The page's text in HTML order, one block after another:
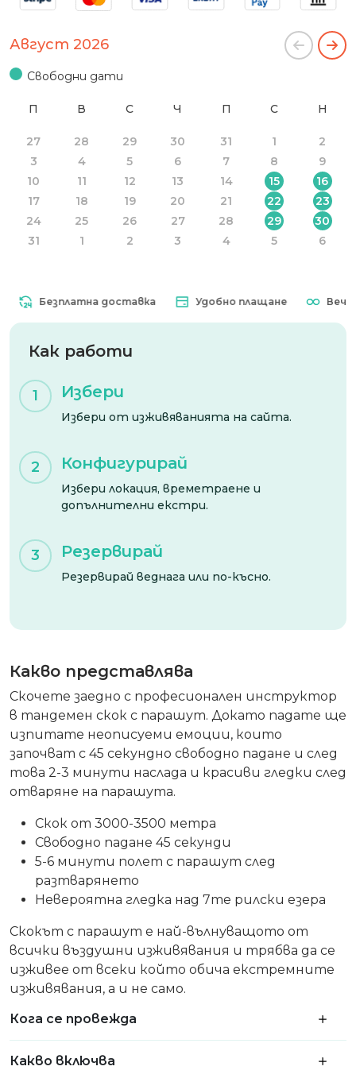
Август 2026
Свободни дати
П В С Ч П С Н
27 28 29 30 31 1
2
3
4 5 6 7 8
9
10
11 12 13 14 15
16
17
18 19 20 21 22
23
24
25 26 27 28 29
30
31
1 2 3 4 5 6
Безплатна доставка Удобно плащане Вечна
Как работи
1 Избери
Избери от изживяванията на сайта.
2 Конфигурирай
Избери локация, времетраене и
допълнителни екстри.
3 Резервирай
Резервирай веднага или по-късно.
Какво представлява
Скочете заедно с професионален инструктор
в тандемен скок с парашут. Докато падате ще
изпитате неописуеми емоции, които
започват с 45 секундно свободно падане и след
това 2-3 минути наслада и красиви гледки след
отваряне на парашута.
Скок от 3000-3500 метра
Свободно паданe 45 секунди
5-6 минути полет с парашут след
разтварянето
Невероятна гледка над 7те рилски езера
Скокът с парашут е най-вълнуващото от
всички въздушни изживявания и трябва да се
изживее от всеки който обича екстремните
изживявания, а и не само.
Кога се провежда
Какво включва